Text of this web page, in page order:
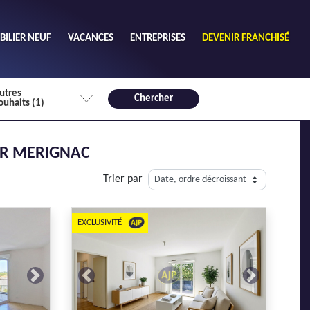
NEUF VACANCES ENTREPRISES DEVENIR FRANCHISÉ
(1)
4 plus
Chercher
MERIGNAC
Trier par
Next Previous Next
EXCLUSIVITÉ